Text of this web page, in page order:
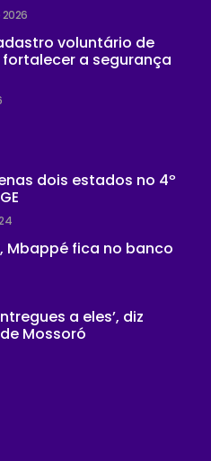
voluntário de
a segurança
dois estados no 4º
fica no banco
a eles’, diz
Mossoró